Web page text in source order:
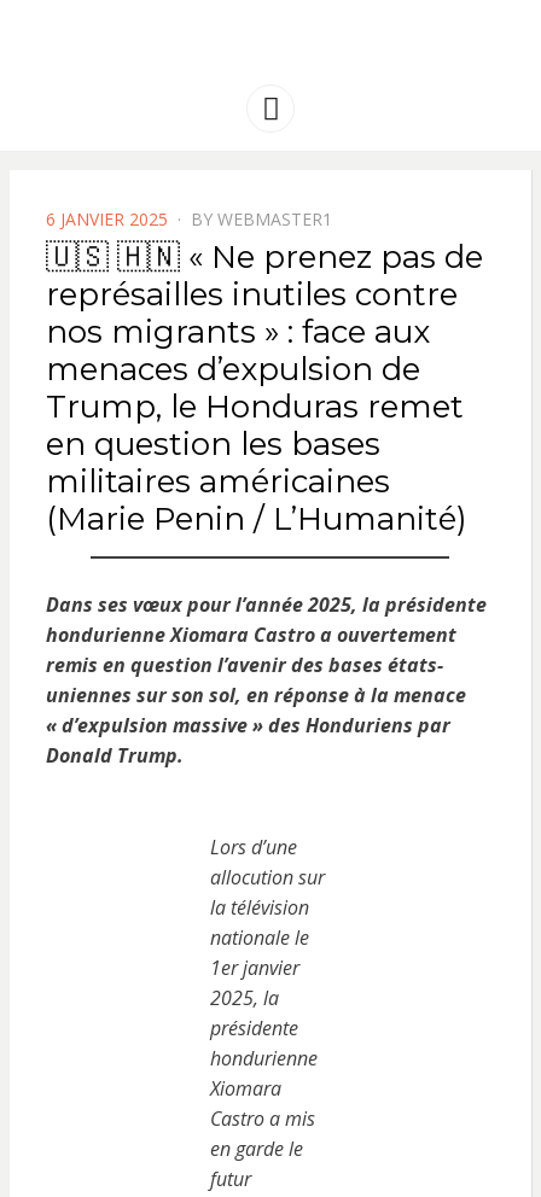
AMERIQUE
Menu
POSTED
ON
6 JANVIER 2025 BY WEBMASTER1
🇺🇸 🇭🇳 « Ne prenez pas de
représailles inutiles contre
nos migrants » : face aux
menaces d’expulsion de
Trump, le Honduras remet
en question les bases
militaires américaines
(Marie Penin / L’Humanité)
Dans ses vœux pour l’année 2025, la présidente
hondurienne Xiomara Castro a ouvertement
remis en question l’avenir des bases états-
uniennes sur son sol, en réponse à la menace
« d’expulsion massive » des Honduriens par
Donald Trump.
Lors d’une
allocution sur
la télévision
nationale le
1er janvier
2025, la
présidente
hondurienne
Xiomara
Castro a mis
en garde le
futur